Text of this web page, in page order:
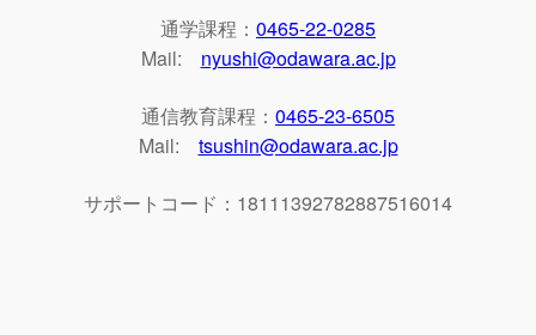
通学課程： 0465-22-0285
Mail: nyushi@odawara.ac.jp
通信教育課程： 0465-23-6505
Mail: tsushin@odawara.ac.jp
サポートコード：18111392782887516014